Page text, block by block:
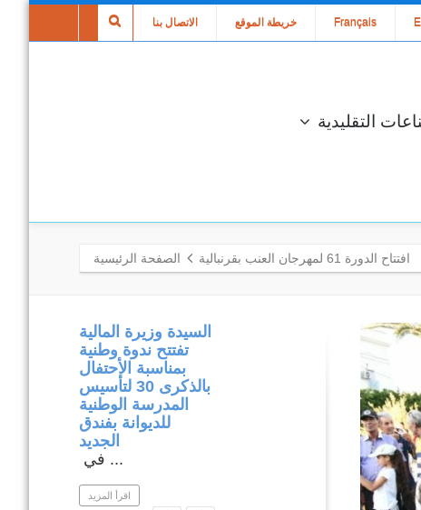
الاتصال بنا خريطة الموقع Français
التقليدية
افتتاح الدورة 61 لمهرجان العنب بقرنبالية الصفحة الرئيسية
السيدة وزيرة المالية
تفتتح ندوة وطنية
بمناسبة الأحتفال
بالذكرى 30 لتأسيس
المدرسة الوطنية
للديوانة بفندق
الجديد
في ...
اقرأ المزيد
متابعة مكتبية
وميدانية لتنفيذ
المشاريع المدرجة
في إطار برنامج
التنمية المندمجة
بولاية نابل .
في إطار متابعة ...